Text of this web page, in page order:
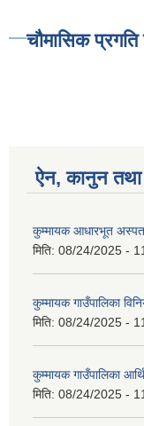
चौमासिक
ऐन, कानुन तथा
कुम्मायक आधारभूत
मिति: 08/24/2025 -
कुम्मायक गाउँपालिका
मिति: 08/24/2025 -
कुम्मायक गाउँपालिका
मिति: 08/24/2025 -